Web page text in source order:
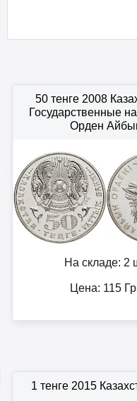
50 тенге 2008
Государственные
Орден
На складе: 2
Цена: 115
1 тенге 2015